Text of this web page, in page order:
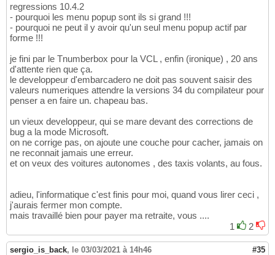
regressions 10.4.2
- pourquoi les menu popup sont ils si grand !!!
- pourquoi ne peut il y avoir qu'un seul menu popup actif par
forme !!!
je fini par le Tnumberbox pour la VCL , enfin (ironique) , 20 ans
d'attente rien que ça.
le developpeur d'embarcadero ne doit pas souvent saisir des
valeurs numeriques attendre la versions 34 du compilateur pour
penser a en faire un. chapeau bas.
un vieux developpeur, qui se mare devant des corrections de
bug a la mode Microsoft.
on ne corrige pas, on ajoute une couche pour cacher, jamais on
ne reconnait jamais une erreur.
et on veux des voitures autonomes , des taxis volants, au fous.
adieu, l'informatique c'est finis pour moi, quand vous lirer ceci ,
j'aurais fermer mon compte.
mais travaillé bien pour payer ma retraite, vous ....
1
2
sergio_is_back, le 03/03/2021 à 14h46 #35